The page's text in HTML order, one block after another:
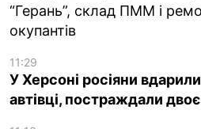
“Герань”, склад ПММ і
окупантів
11:29
У Херсоні росіяни
автівці, постраждали